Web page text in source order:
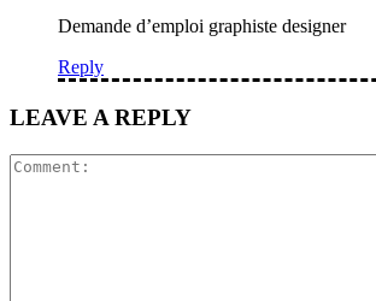
Demande d’emploi graphiste designer
Reply
LEAVE A REPLY